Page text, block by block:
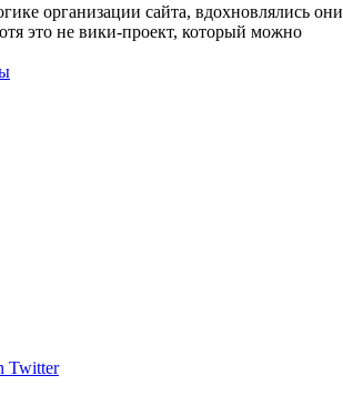
организации сайта, вдохновлялись они
это не вики-проект, который можно
Twitter